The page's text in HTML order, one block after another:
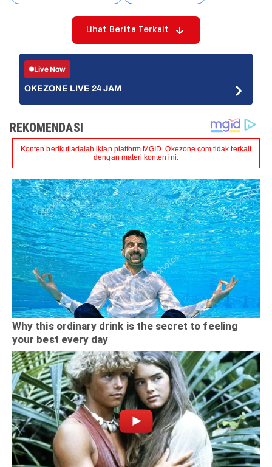
Lihat Berita Terkait
Live Now
OKEZONE LIVE 24 JAM